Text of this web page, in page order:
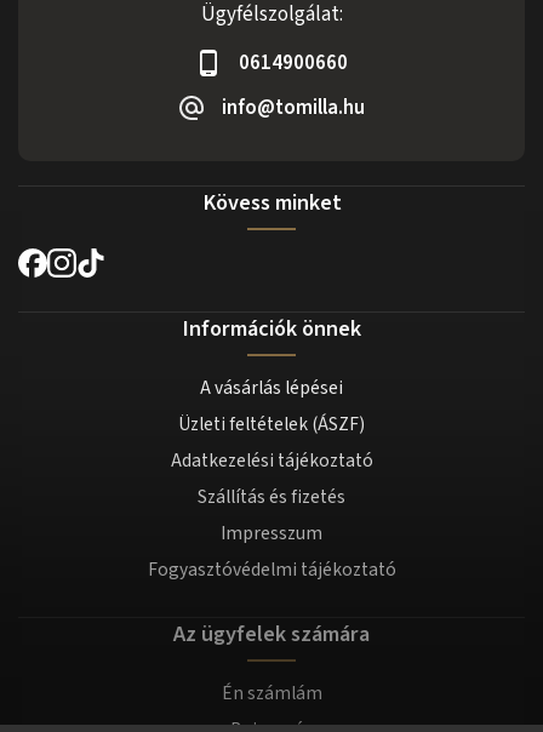
Ügyfélszolgálat:
0614900660
info@tomilla.hu
Kövess minket
Információk önnek
A vásárlás lépései
Üzleti feltételek (ÁSZF)
Adatkezelési tájékoztató
Szállítás és fizetés
Impresszum
Fogyasztóvédelmi tájékoztató
Az ügyfelek számára
Én számlám